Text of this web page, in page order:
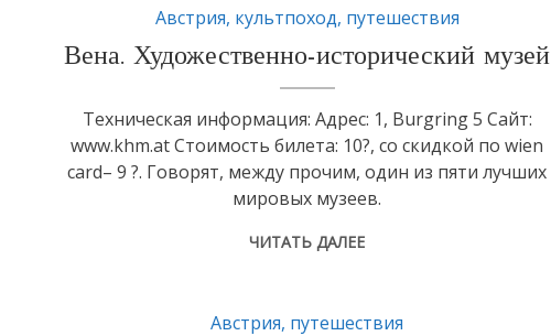
Австрия, культпоход, путешествия
Вена. Художественно-исторический музей
Техническая информация: Адрес: 1, Burgring 5 Сайт:
www.khm.at Стоимость билета: 10?, со скидкой по wien
card– 9 ?. Говорят, между прочим, один из пяти лучших
мировых музеев.
ЧИТАТЬ ДАЛЕЕ
Австрия, путешествия